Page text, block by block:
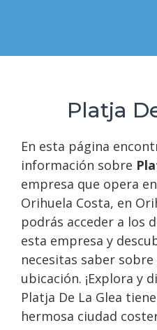
Platja
En esta página
información sobre
empresa que opera
Orihuela Costa, en
podrás acceder a los
esta empresa y
necesitas saber
ubicación. ¡Explora y
Platja De La Glea
hermosa ciudad